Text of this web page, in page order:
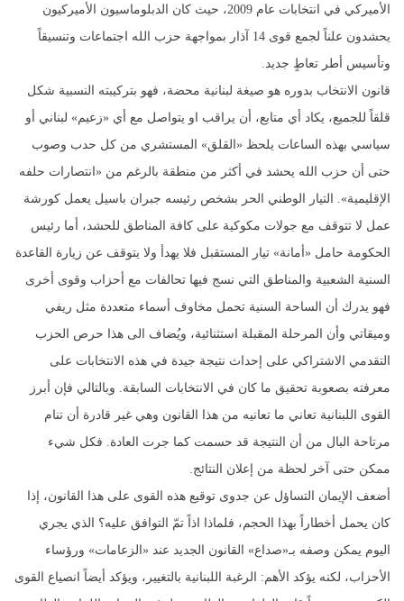
الأميركي في انتخابات عام 2009، حيث كان الدبلوماسيون الأميركيون
يحشدون علناً لجمع قوى 14 آذار بمواجهة حزب الله اجتماعات وتنسيقاً
وتأسيس أطر تعاطٍ جديد.
قانون الانتخاب بدوره هو صيغة لبنانية محضة، فهو بتركيبته النسبية شكل
قلقاً للجميع، يكاد أي متابع، أن يراقب او يتواصل مع أي «زعيم» لبناني أو
سياسي بهذه الساعات يلحظ «القلق» المستشري من كل حدب وصوب
حتى أن حزب الله يحشد في أكثر من منطقة بالرغم من «انتصارات حلفه
الإقليمية». التيار الوطني الحر بشخص رئيسه جبران باسيل يعمل كورشة
عمل لا تتوقف مع جولات مكوكية على كافة المناطق للحشد، أما رئيس
الحكومة حامل «أمانة» تيار المستقبل فلا يهدأ ولا يتوقف عن زيارة القاعدة
السنية الشعبية والمناطق التي نسج فيها تحالفات مع أحزاب وقوى أخرى
فهو يدرك أن الساحة السنية تحمل مخاوف أسماء متعددة مثل ريفي
وميقاتي وأن المرحلة المقبلة استثنائية، ويُضاف الى هذا حرص الحزب
التقدمي الاشتراكي على إحداث نتيجة جيدة في هذه الانتخابات على
معرفته بصعوبة تحقيق ما كان في الانتخابات السابقة. وبالتالي فإن أبرز
القوى اللبنانية تعاني ما تعانيه من هذا القانون وهي غير قادرة أن تنام
مرتاحة البال من أن النتيجة قد حسمت كما جرت العادة. فكل شيء
ممكن حتى آخر لحظة من إعلان النتائج.
أضعف الإيمان التساؤل عن جدوى توقيع هذه القوى على هذا القانون، إذا
كان يحمل أخطاراً بهذا الحجم، فلماذا اذاً تمّ التوافق عليه؟ الذي يجري
اليوم يمكن وصفه بـ«صداع» القانون الجديد عند «الزعامات» ورؤساء
الأحزاب، لكنه يؤكد الأهم: الرغبة اللبنانية بالتغيير، ويؤكد أيضاً انصياع القوى